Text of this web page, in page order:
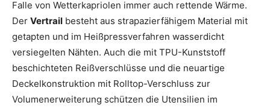
Falle von Wetterkapriolen immer auch rettende Wärme.
Der Vertrail besteht aus strapazierfähigem Material mit
getapten und im Heißpressverfahren wasserdicht
versiegelten Nähten. Auch die mit TPU-Kunststoff
beschichteten Reißverschlüsse und die neuartige
Deckelkonstruktion mit Rolltop-Verschluss zur
Volumenerweiterung schützen die Utensilien im